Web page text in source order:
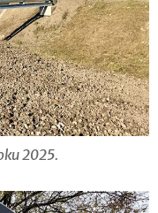
2025.